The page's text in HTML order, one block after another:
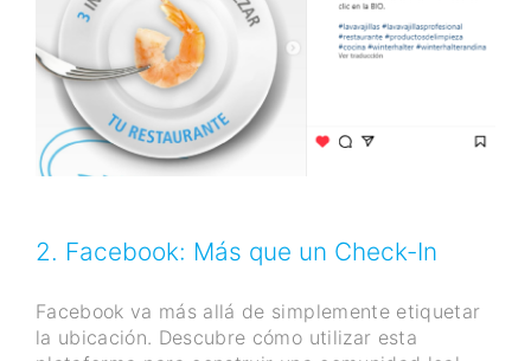
2. Facebook: Más que un Check-In
Facebook va más allá de simplemente etiquetar
la ubicación. Descubre cómo utilizar esta